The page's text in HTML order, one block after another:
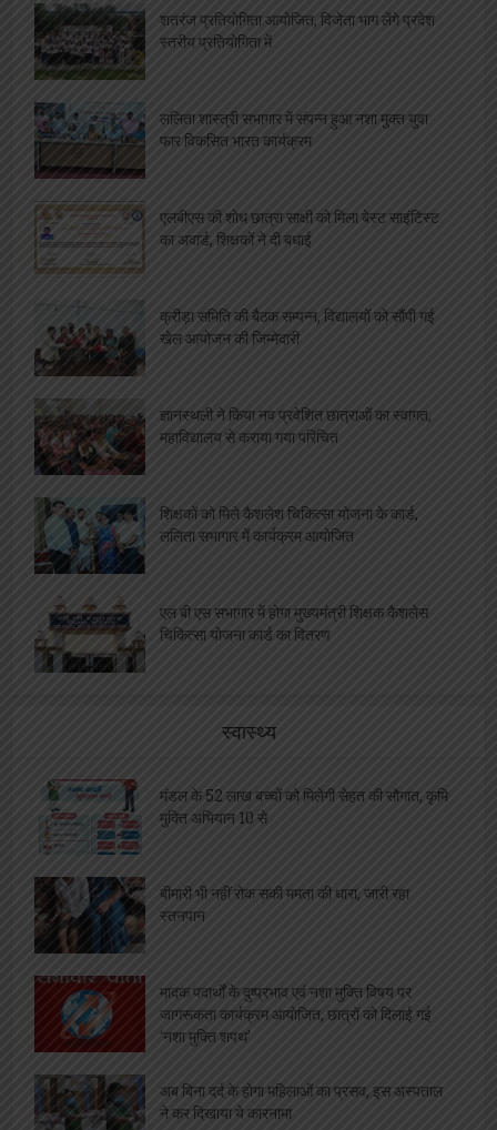
शतरंज प्रतियोगिता आयोजित, विजेता भाग लेंगे प्रदेश
स्तरीय प्रतियोगिता में
ललिता शास्त्री सभागार में संपन्न हुआ नशा मुक्त युवा
फार विकसित भारत कार्यक्रम
एलबीएस की शोध छात्रा साक्षी को मिला बेस्ट साइंटिस्ट
का अवार्ड, शिक्षकों ने दी बधाई
क्रीड़ा समिति की बैठक सम्पन्न, विद्यालयों को सौंपी गई
खेल आयोजन की जिम्मेदारी
ज्ञानस्थली ने किया नव प्रवेशित छात्राओं का स्वागत,
महाविद्यालय से कराया गया परिचित
शिक्षकों को मिले कैशलेश चिकित्सा योजना के कार्ड,
ललिता सभागार में कार्यक्रम आयोजित
एल बी एस सभागार में होगा मुख्यमंत्री शिक्षक कैशलेस
चिकित्सा योजना कार्ड का वितरण
स्वास्थ्य
मंडल के 52 लाख बच्चों को मिलेगी सेहत की सौगात, कृमि
मुक्ति अभियान 10 से
बीमारी भी नहीं रोक सकी ममता की धारा, जारी रहा
स्तनपान
मादक पदार्थों के दुष्प्रभाव एवं नशा मुक्ति विषय पर
जागरूकता कार्यक्रम आयोजित, छात्रों को दिलाई गई
‘नशा मुक्ति शपथ’
अब बिना दर्द के होगा महिलाओं का प्रसव, इस अस्पताल
ने कर दिखाया ये कारनामा